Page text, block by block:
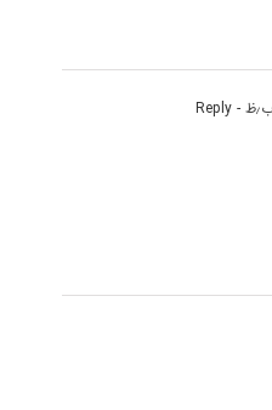
- Reply